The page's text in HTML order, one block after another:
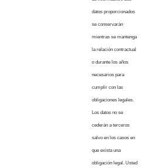
datos proporcionados
se conservarán
mientras se mantenga
la relación contractual
o durante los años
necesarios para
cumplir con las
obligaciones legales.
Los datos no se
cederán a terceros
salvo en los casos en
que exista una
obligación legal. Usted